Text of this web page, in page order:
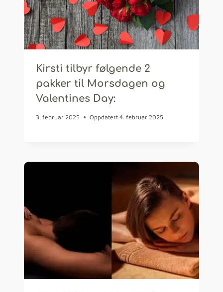
Kirsti tilbyr følgende 2
pakker til Morsdagen og
Valentines Day:
3. februar 2025 Oppdatert 4. februar 2025